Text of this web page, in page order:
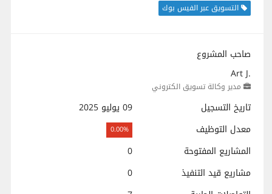
التسويق عبر الفيس بوك
صاحب المشروع
Art J.
مدير وكالة تسويق الكتروني
تاريخ التسجيل
09 يوليو 2025
معدل التوظيف
0.00%
المشاريع المفتوحة
0
مشاريع قيد التنفيذ
0